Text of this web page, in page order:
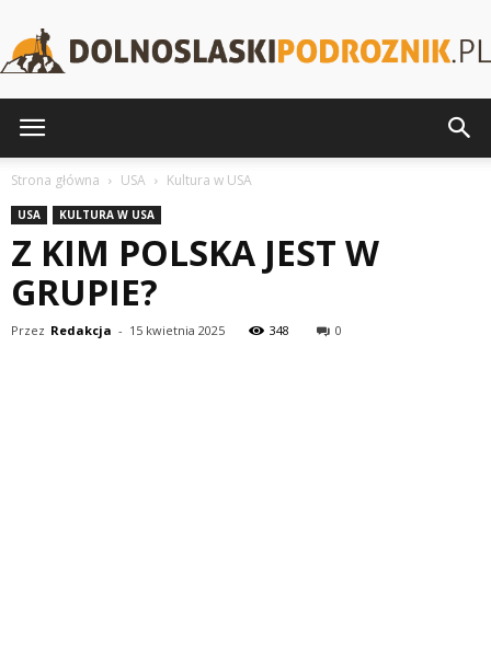
Strona główna USA Kultura w USA
USA KULTURA W USA
Z KIM POLSKA JEST W
GRUPIE?
Przez Redakcja - 15 kwietnia 2025 348 0